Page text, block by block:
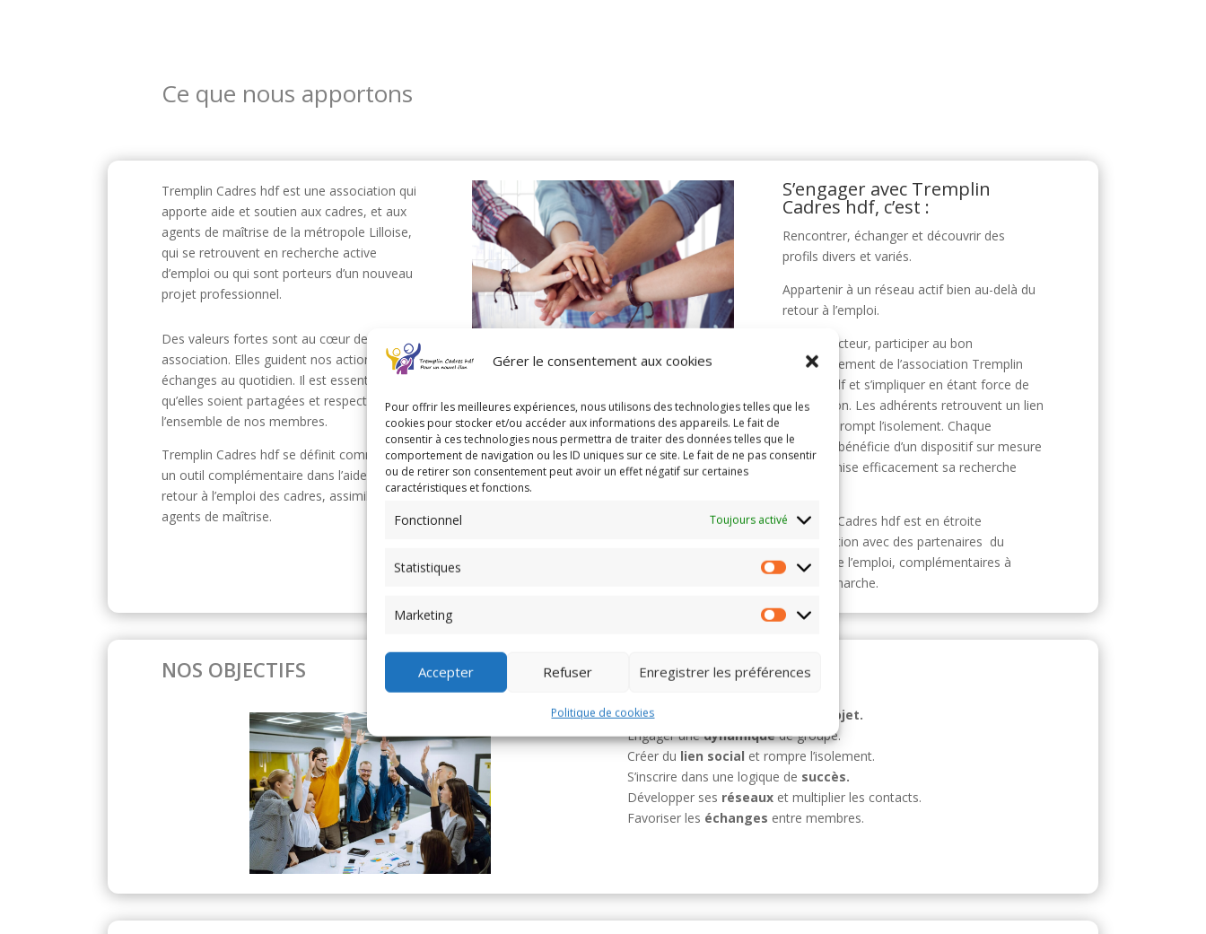
Gérer le consentement aux cookies
Pour offrir les meilleures expériences, nous utilisons des technologies telles que les
cookies pour stocker et/ou accéder aux informations des appareils. Le fait de
consentir à ces technologies nous permettra de traiter des données telles que le
comportement de navigation ou les ID uniques sur ce site. Le fait de ne pas consentir
ou de retirer son consentement peut avoir un effet négatif sur certaines
caractéristiques et fonctions.
Fonctionnel Toujours activé
Statistiques
Statistiques
Marketing
Marketing
Accepter Refuser Enregistrer les préférences
Politique de cookies
Ce que nous apportons
Tremplin Cadres hdf est une association qui
apporte aide et soutien aux cadres, et aux
agents de maîtrise de la métropole Lilloise,
qui se retrouvent en recherche active
d’emploi ou qui sont porteurs d’un nouveau
projet professionnel.
Des valeurs fortes sont au cœur de notre
association. Elles guident nos actions et nos
échanges au quotidien. Il est essentiel
qu’elles soient partagées et respectées par
l’ensemble de nos membres.
Tremplin Cadres hdf se définit comme
un outil complémentaire dans l’aide au
retour à l’emploi des cadres, assimilés et
agents de maîtrise.
S’engager avec Tremplin
Cadres hdf, c’est :
Rencontrer, échanger et découvrir des
profils divers et variés.
Appartenir à un réseau actif bien au-delà du
retour à l’emploi.
Devenir acteur, participer au bon
fonctionnement de l’association Tremplin
Cadres hdf et s’impliquer en étant force de
proposition. Les adhérents retrouvent un lien
social qui rompt l’isolement. Chaque
adhérent bénéficie d’un dispositif sur mesure
qui dynamise efficacement sa recherche
Tremplin Cadres hdf est en étroite
collaboration avec des partenaires du
marché de l’emploi, complémentaires à
notre démarche.
NOS OBJECTIFS
Aider les cadres à constituer leur
projet.
Engager unedynamiquede groupe.
Créer du lien social et rompre l’isolement.
S’inscrire dans une logique de succès.
Développer ses réseaux et multiplier les contacts.
Favoriser les échanges entre membres.